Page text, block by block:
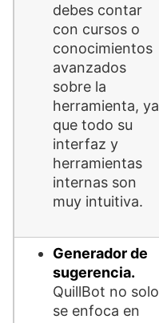
debes contar
con cursos o
conocimientos
avanzados
sobre la
herramienta, ya
que todo su
interfaz y
herramientas
internas son
muy intuitiva.
Generador de
sugerencia.
QuillBot no solo
se enfoca en